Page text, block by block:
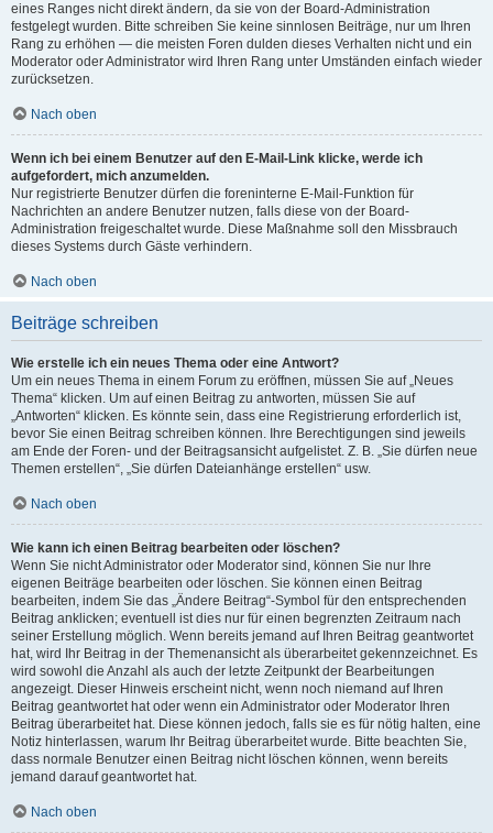
eines Ranges nicht direkt ändern, da sie von der Board-Administration
festgelegt wurden. Bitte schreiben Sie keine sinnlosen Beiträge, nur um Ihren
Rang zu erhöhen — die meisten Foren dulden dieses Verhalten nicht und ein
Moderator oder Administrator wird Ihren Rang unter Umständen einfach wieder
zurücksetzen.
Nach oben
Wenn ich bei einem Benutzer auf den E-Mail-Link klicke, werde ich
aufgefordert, mich anzumelden.
Nur registrierte Benutzer dürfen die foreninterne E-Mail-Funktion für
Nachrichten an andere Benutzer nutzen, falls diese von der Board-
Administration freigeschaltet wurde. Diese Maßnahme soll den Missbrauch
dieses Systems durch Gäste verhindern.
Nach oben
Beiträge schreiben
Wie erstelle ich ein neues Thema oder eine Antwort?
Um ein neues Thema in einem Forum zu eröffnen, müssen Sie auf „Neues
Thema“ klicken. Um auf einen Beitrag zu antworten, müssen Sie auf
„Antworten“ klicken. Es könnte sein, dass eine Registrierung erforderlich ist,
bevor Sie einen Beitrag schreiben können. Ihre Berechtigungen sind jeweils
am Ende der Foren- und der Beitragsansicht aufgelistet. Z. B. „Sie dürfen neue
Themen erstellen“, „Sie dürfen Dateianhänge erstellen“ usw.
Nach oben
Wie kann ich einen Beitrag bearbeiten oder löschen?
Wenn Sie nicht Administrator oder Moderator sind, können Sie nur Ihre
eigenen Beiträge bearbeiten oder löschen. Sie können einen Beitrag
bearbeiten, indem Sie das „Ändere Beitrag“-Symbol für den entsprechenden
Beitrag anklicken; eventuell ist dies nur für einen begrenzten Zeitraum nach
seiner Erstellung möglich. Wenn bereits jemand auf Ihren Beitrag geantwortet
hat, wird Ihr Beitrag in der Themenansicht als überarbeitet gekennzeichnet. Es
wird sowohl die Anzahl als auch der letzte Zeitpunkt der Bearbeitungen
angezeigt. Dieser Hinweis erscheint nicht, wenn noch niemand auf Ihren
Beitrag geantwortet hat oder wenn ein Administrator oder Moderator Ihren
Beitrag überarbeitet hat. Diese können jedoch, falls sie es für nötig halten, eine
Notiz hinterlassen, warum Ihr Beitrag überarbeitet wurde. Bitte beachten Sie,
dass normale Benutzer einen Beitrag nicht löschen können, wenn bereits
jemand darauf geantwortet hat.
Nach oben